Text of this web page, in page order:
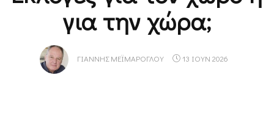
για την χώρα;
ΓΙΆΝΝΗΣ ΜΕΪΜΆΡΟΓΛΟΥ 13 ΙΟΥΝ 2026